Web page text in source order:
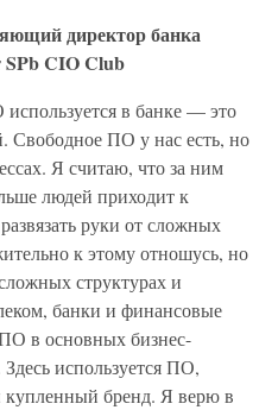
директор банка
CIO Club
в банке — это
Свободное ПО у нас есть, но
Я считаю, что за ним
людей приходит к
руки от сложных
к этому отношусь, но
структурах и
банки и финансовые
в основных бизнес-
используется ПО,
купленный бренд. Я верю в